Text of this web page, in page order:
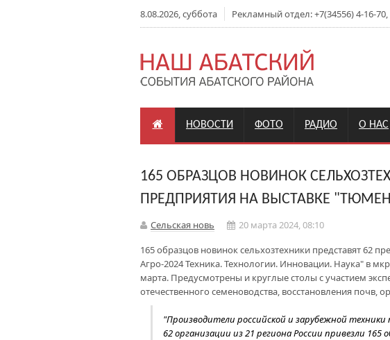
8.08.2026, суббота Рекламный отдел: +7(34556) 4-16-70,
НОВОСТИ ФОТО РАДИО О НАС
165 ОБРАЗЦОВ НОВИНОК
ПРЕДПРИЯТИЯ НА ВЫСТАВКЕ
Сельская новь
20 марта 2024, 08:10
165 образцов новинок сельхозтехники представят 62
Агро-2024 Техника. Технологии. Инновации. Наука" в
марта. Предусмотрены и круглые столы с участием
отечественного семеноводства, восстановления почв,
"Производители российской и зарубежной
62 организации из 21 региона России привезли 165